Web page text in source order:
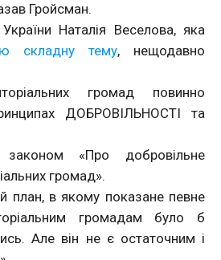
Гройсман.
Наталія Веселова, яка
складну тему, нещодавно
громад повинно
ДОБРОВІЛЬНОСТІ та
«Про добровільне
громад».
план, в якому показане певне
громадам було б
Але він не є остаточним і